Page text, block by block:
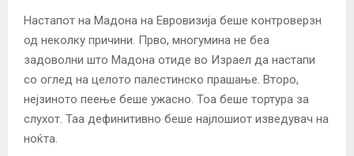
Настапот на Мадона на Евровизија беше контроверзн
од неколку причини. Прво, многумина не беа
задоволни што Мадона отиде во Израел да настапи
со оглед на целото палестинско прашање. Второ,
нејзиното пеење беше ужасно. Тоа беше тортура за
слухот. Таа дефинитивно беше најлошиот изведувач на
ноќта.